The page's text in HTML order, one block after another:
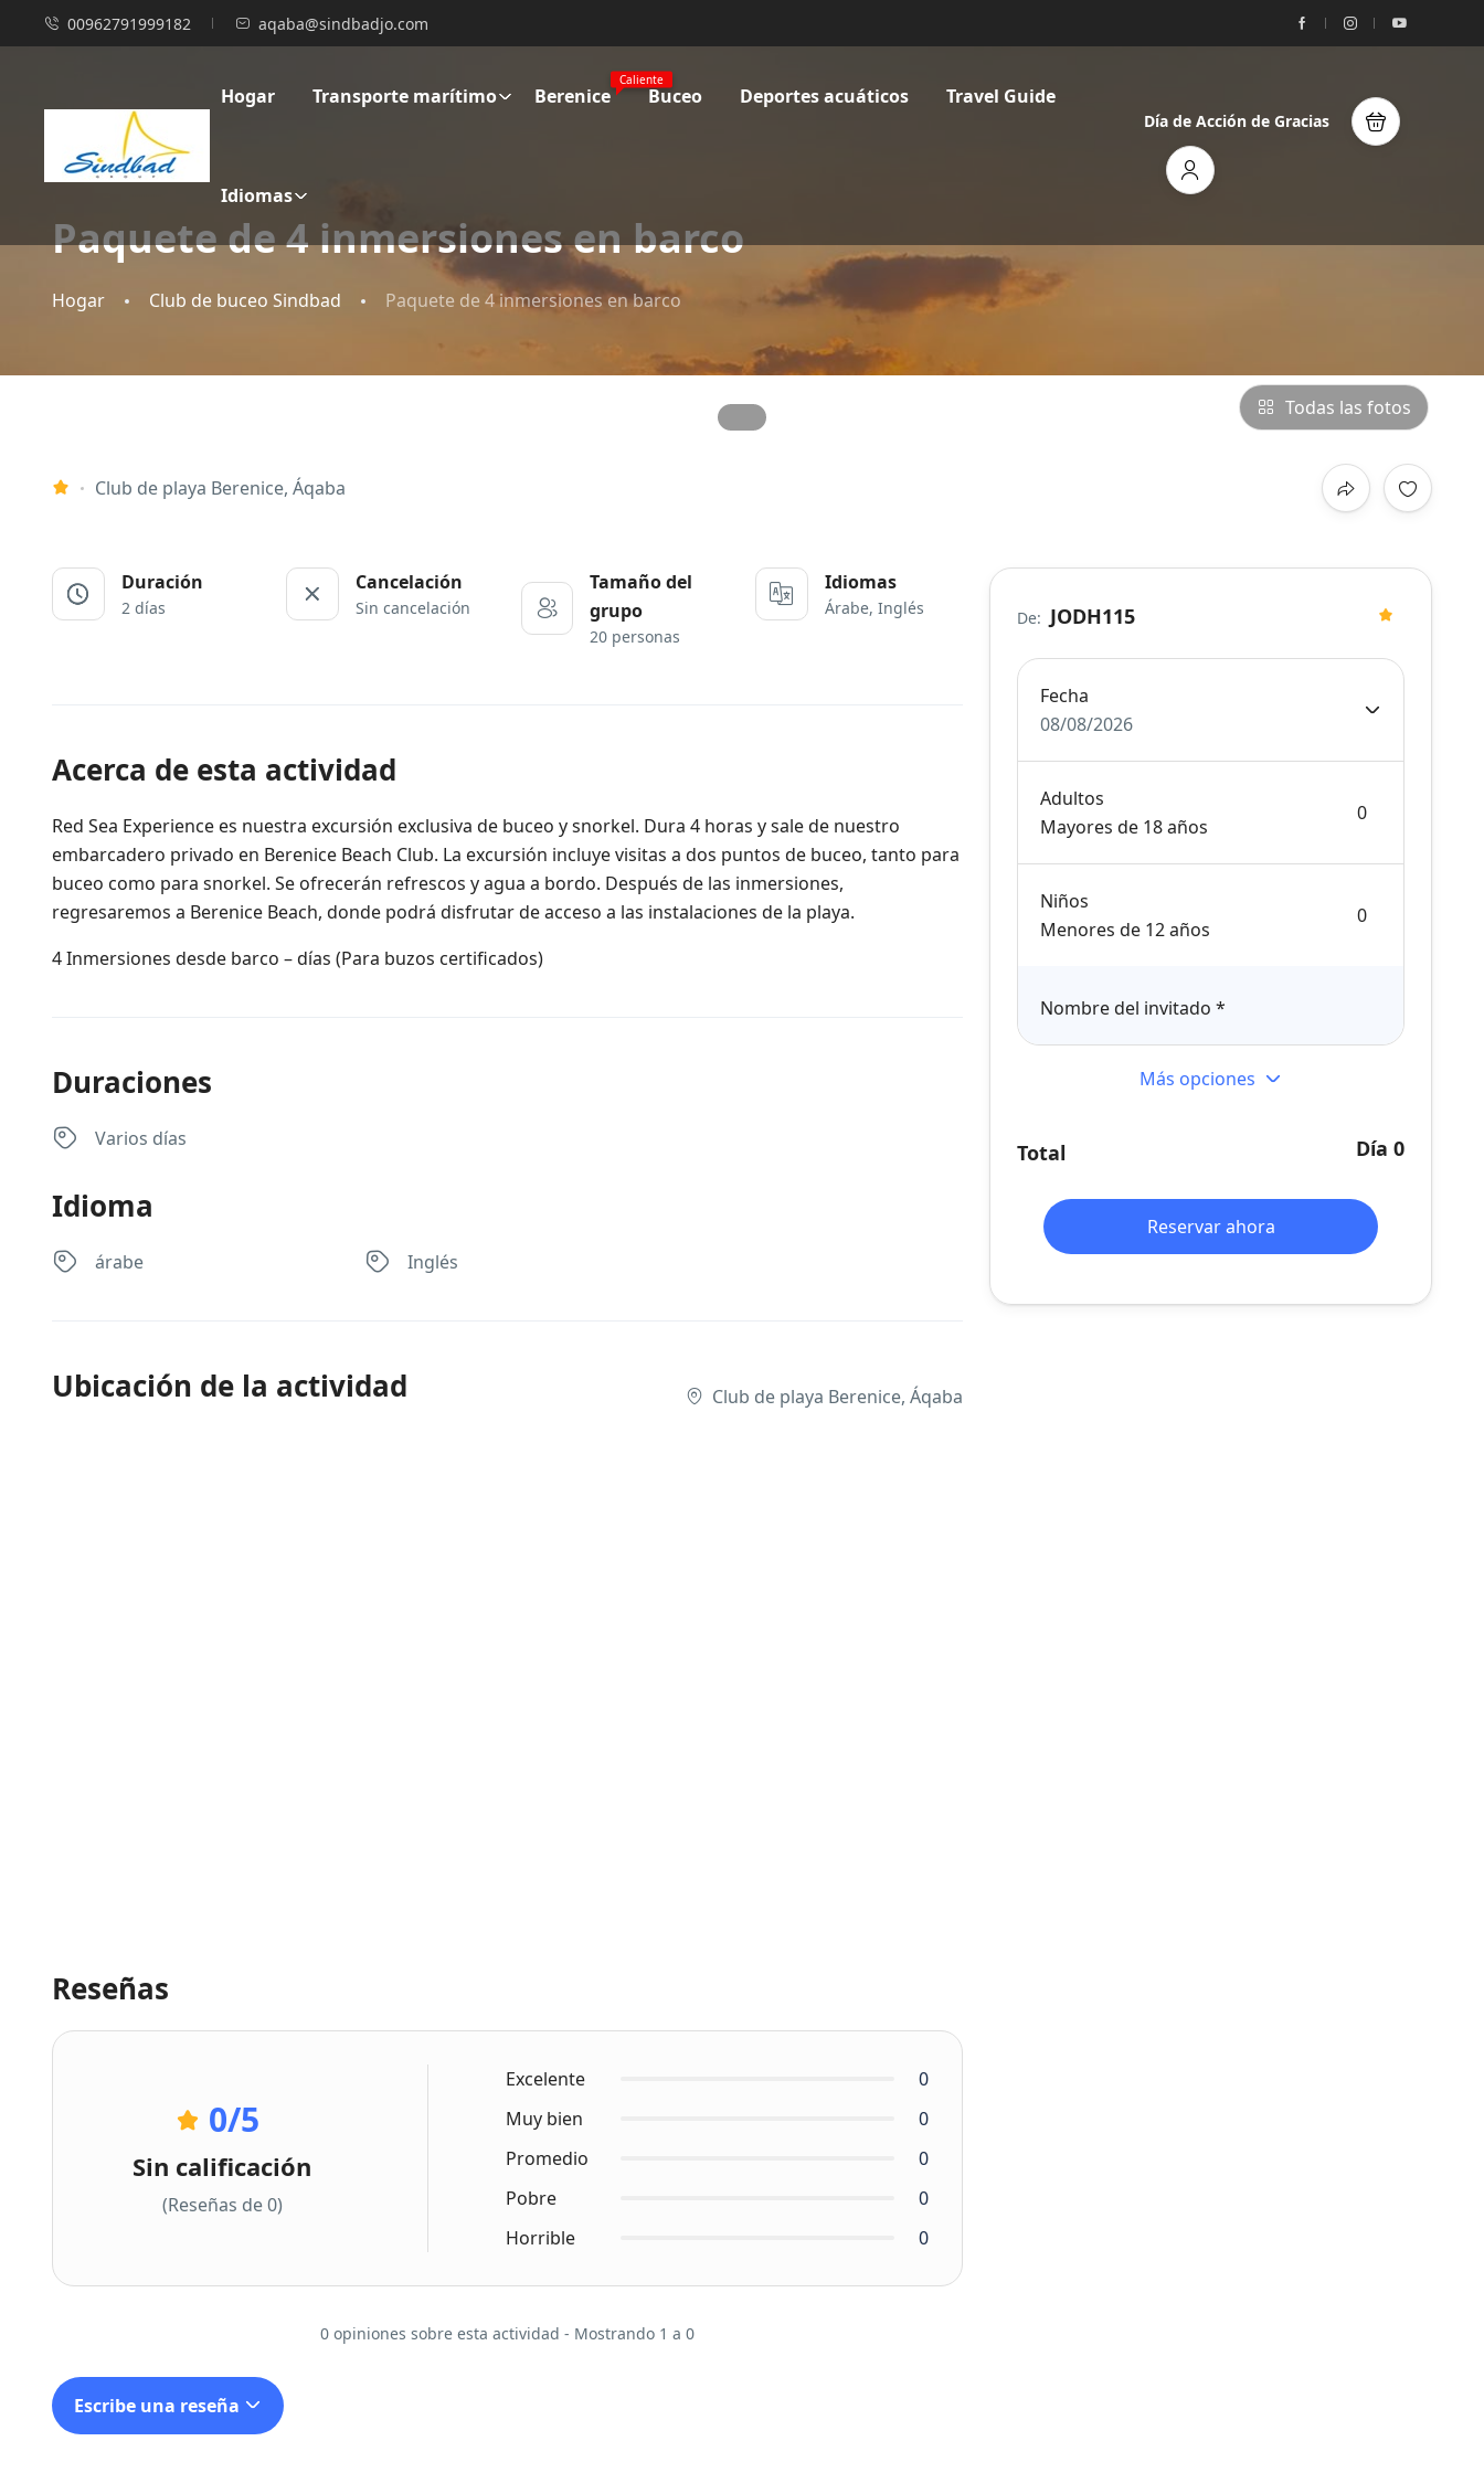
00962791999182 aqaba@sindbadjo.com
Hogar Transporte marítimo Berenice
Caliente
Buceo Deportes acuáticos Travel Guide
Idiomas
Día de Acción de Gracias
Paquete de 4 inmersiones en barco
Hogar Club de buceo Sindbad Paquete de 4 inmersiones en barco
Todas las fotos
Club de playa Berenice, Áqaba
Duración
2 días
Cancelación
Sin cancelación
Tamaño del
grupo
20 personas
Idiomas
Árabe, Inglés
Acerca de esta actividad
Red Sea Experience es nuestra excursión exclusiva de buceo y snorkel. Dura 4 horas y sale de nuestro
embarcadero privado en Berenice Beach Club. La excursión incluye visitas a dos puntos de buceo, tanto para
buceo como para snorkel. Se ofrecerán refrescos y agua a bordo. Después de las inmersiones,
regresaremos a Berenice Beach, donde podrá disfrutar de acceso a las instalaciones de la playa.
4 Inmersiones desde barco – días (Para buzos certificados)
Duraciones
Varios días
Idioma
árabe Inglés
Ubicación de la actividad Club de playa Berenice, Áqaba
Reseñas
0/5
Sin calificación
(Reseñas de 0)
Excelente
0
Muy bien
0
Promedio
0
Pobre
0
Horrible
0
0 opiniones sobre esta actividad - Mostrando 1 a 0
Escribe una reseña
De: JODH115
Fecha
08/08/2026
Adultos
Mayores de 18 años
Niños
Menores de 12 años
Nombre del invitado *
Más opciones
Total Día 0
Reservar ahora